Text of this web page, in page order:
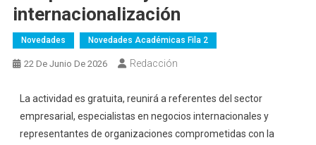
internacionalización
Novedades Novedades Académicas Fila 2
22 De Junio De 2026 Redacción
La actividad es gratuita, reunirá a referentes del sector
empresarial, especialistas en negocios internacionales y
representantes de organizaciones comprometidas con la